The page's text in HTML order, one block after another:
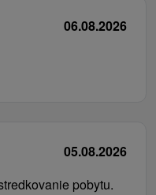
06.08.2026
05.08.2026
pobytu.